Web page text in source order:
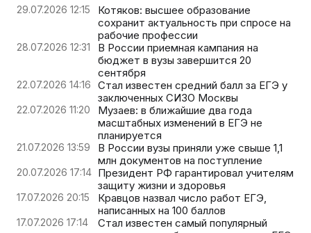
29.07.2026 12:15
Котяков: высшее образование
сохранит актуальность при спросе на
рабочие профессии
28.07.2026 12:31
В России приемная кампания на
бюджет в вузы завершится 20
сентября
22.07.2026 14:16
Стал известен средний балл за ЕГЭ у
заключенных СИЗО Москвы
22.07.2026 11:20
Музаев: в ближайшие два года
масштабных изменений в ЕГЭ не
планируется
21.07.2026 13:59
В России вузы приняли уже свыше 1,1
млн документов на поступление
20.07.2026 17:14 Президент РФ гарантировал учителям
защиту жизни и здоровья
17.07.2026 20:15
Кравцов назвал число работ ЕГЭ,
написанных на 100 баллов
17.07.2026 17:14
Стал известен самый популярный